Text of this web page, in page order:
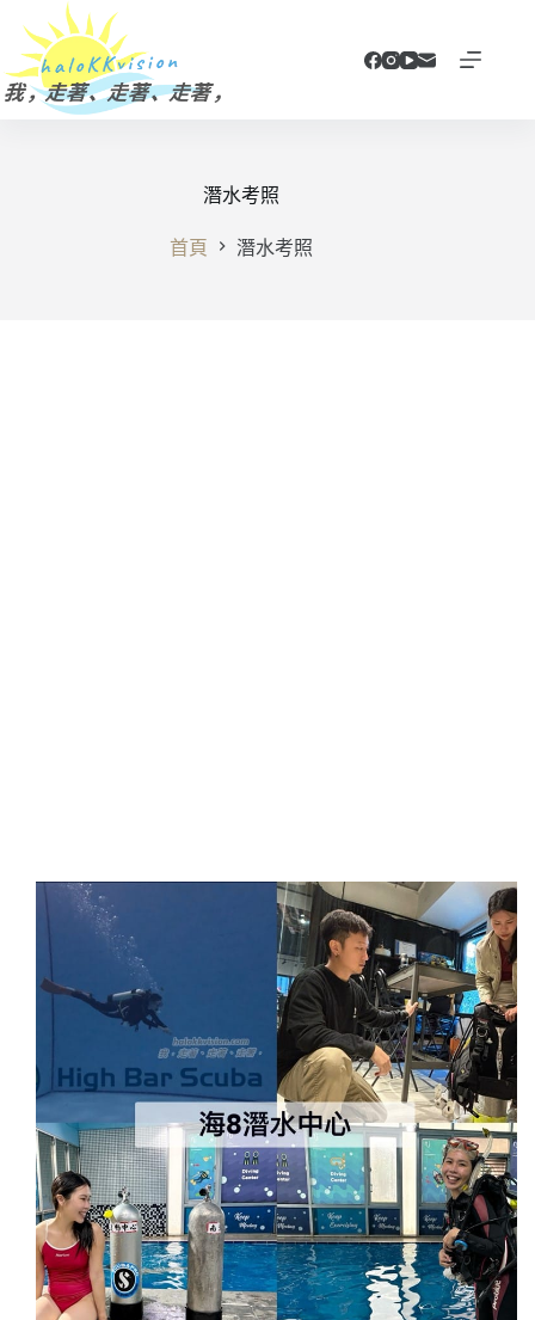
主
要
潛水考照
首頁 潛水考照